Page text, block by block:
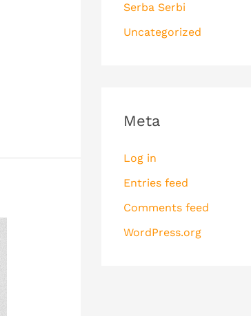
Serba Serbi
Uncategorized
Meta
Log in
Entries feed
Comments feed
WordPress.org